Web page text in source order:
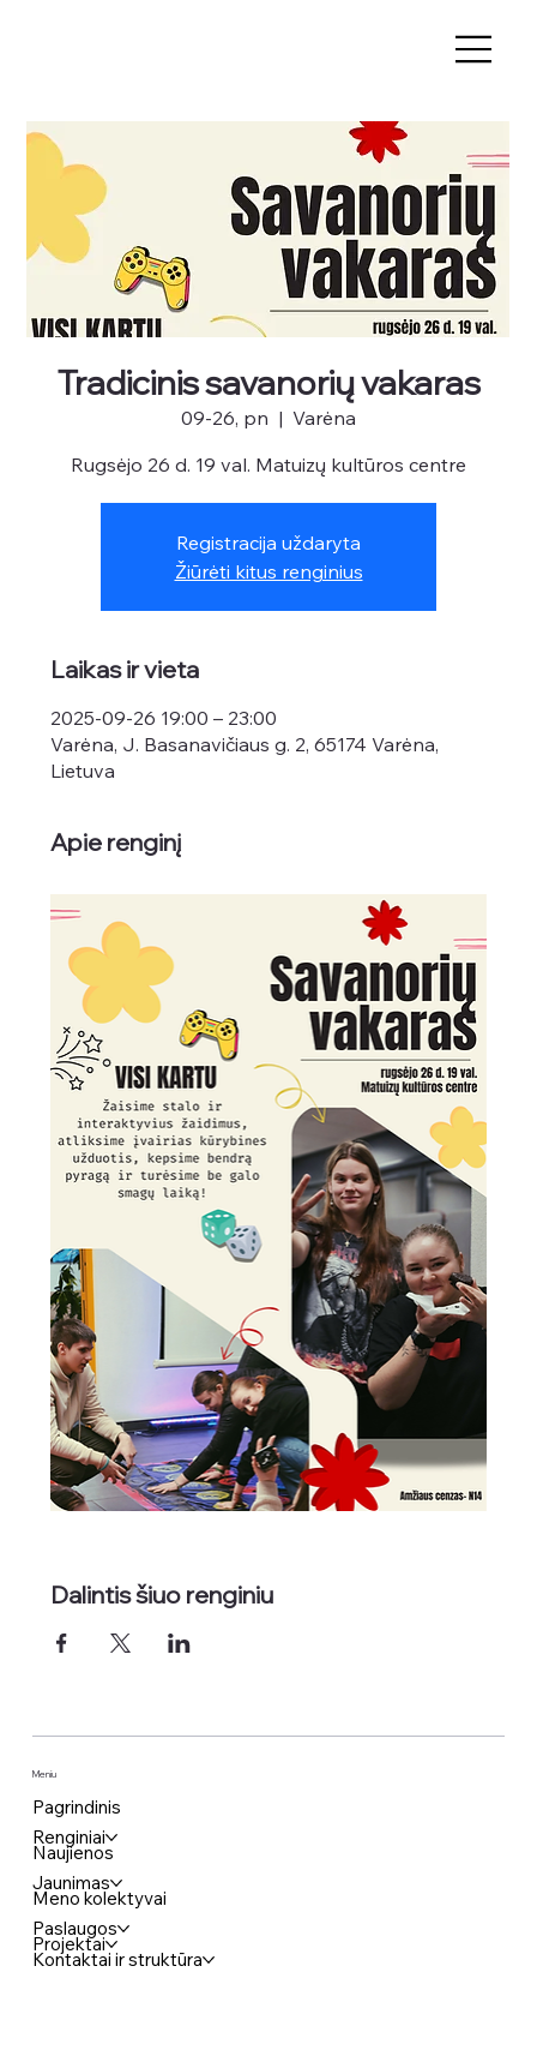
Tradicinis savanorių vakaras
09-26, pn
  |
Varėna
Rugsėjo 26 d. 19 val. Matuizų kultūros centre
Registracija uždaryta
Žiūrėti kitus renginius
Laikas ir vieta
2025-09-26 19:00 – 23:00
Varėna, J. Basanavičiaus g. 2, 65174 Varėna,
Lietuva
Apie renginį
Dalintis šiuo renginiu
Meniu
Pagrindinis
Renginiai
Naujienos
Jaunimas
Meno kolektyvai
Paslaugos
Projektai
Kontaktai ir struktūra